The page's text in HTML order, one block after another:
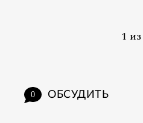
1 из
0 ОБСУДИТЬ